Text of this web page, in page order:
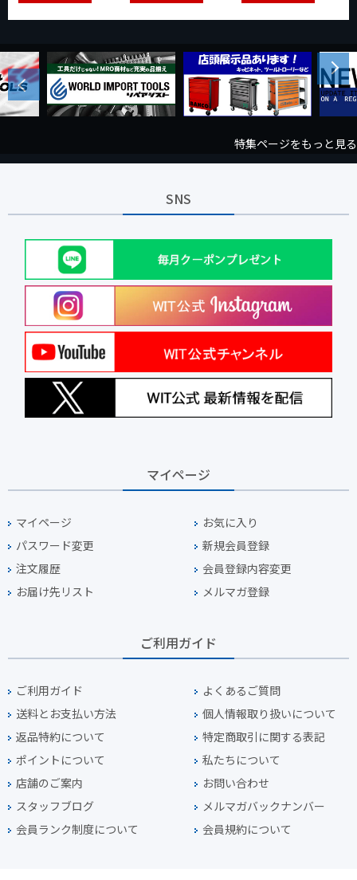
Previous
Next
特集ページをもっと見る
SNS
マイページ
マイページ
お気に入り
パスワード変更
新規会員登録
注文履歴
会員登録内容変更
お届け先リスト
メルマガ登録
ご利用ガイド
ご利用ガイド
よくあるご質問
送料とお支払い方法
個人情報取り扱いについて
返品特約について
特定商取引に関する表記
ポイントについて
私たちについて
店舗のご案内
お問い合わせ
スタッフブログ
メルマガバックナンバー
会員ランク制度について
会員規約について